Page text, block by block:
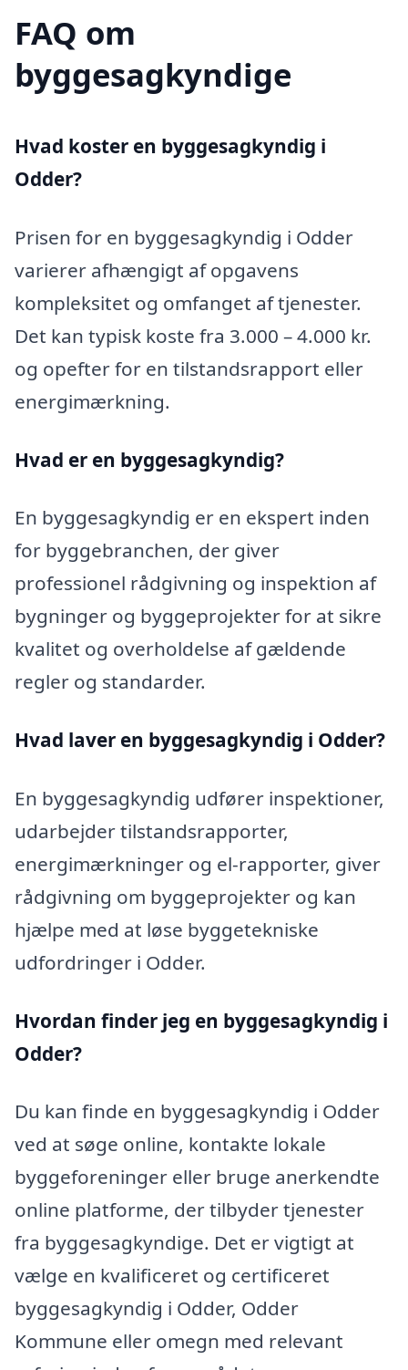
FAQ om
byggesagkyndige
Hvad koster en byggesagkyndig i
Odder?
Prisen for en byggesagkyndig i Odder
varierer afhængigt af opgavens
kompleksitet og omfanget af tjenester.
Det kan typisk koste fra 3.000 – 4.000 kr.
og opefter for en tilstandsrapport eller
energimærkning.
Hvad er en byggesagkyndig?
En byggesagkyndig er en ekspert inden
for byggebranchen, der giver
professionel rådgivning og inspektion af
bygninger og byggeprojekter for at sikre
kvalitet og overholdelse af gældende
regler og standarder.
Hvad laver en byggesagkyndig i Odder?
En byggesagkyndig udfører inspektioner,
udarbejder tilstandsrapporter,
energimærkninger og el-rapporter, giver
rådgivning om byggeprojekter og kan
hjælpe med at løse byggetekniske
udfordringer i Odder.
Hvordan finder jeg en byggesagkyndig i
Odder?
Du kan finde en byggesagkyndig i Odder
ved at søge online, kontakte lokale
byggeforeninger eller bruge anerkendte
online platforme, der tilbyder tjenester
fra byggesagkyndige. Det er vigtigt at
vælge en kvalificeret og certificeret
byggesagkyndig i Odder, Odder
Kommune eller omegn med relevant